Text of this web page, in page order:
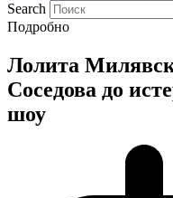
Search
Подробно
Лолита
Соседова до
шоу